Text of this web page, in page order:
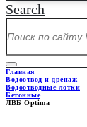
Search
Главная
Водоотвод и дренаж
Водоотводные лотки
Бетонные
ЛВБ Optima